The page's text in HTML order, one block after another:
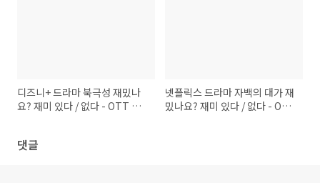
디즈니+ 드라마 북극성 재밌나
요? 재미 있다 / 없다 - OTT 보
넷플릭스 드라마 자백의 대가 재
밌나요? 재미 있다 / 없다 - OTT
댓글